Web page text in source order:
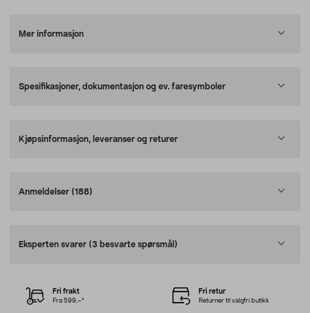
Mer informasjon
Spesifikasjoner, dokumentasjon og ev. faresymboler
Kjøpsinformasjon, leveranser og returer
Anmeldelser (188)
Eksperten svarer (3 besvarte spørsmål)
Fri frakt
Fra 599,–*
Fri retur
Returner til valgfri butikk